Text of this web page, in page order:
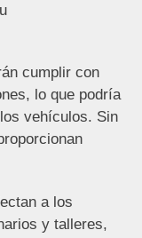
cumplir con
lo que podría
vehículos. Sin
a los
y talleres,